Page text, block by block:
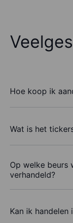
Hoe koop ik
Wat is het
Op welke beurs
verhandeld?
Kan ik handelen